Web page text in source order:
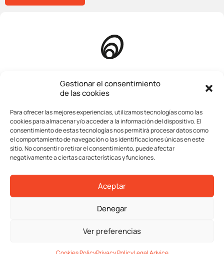
Gestionar el consentimiento
de las cookies
Para ofrecer las mejores experiencias, utilizamos tecnologías como las
cookies para almacenar y/o acceder a la información del dispositivo. El
consentimiento de estas tecnologías nos permitirá procesar datos como
el comportamiento de navegación o las identificaciones únicas en este
sitio. No consentir o retirar el consentimiento, puede afectar
negativamente a ciertas características y funciones.
Aceptar
Denegar
Ver preferencias
Legal advice
Privacy policy
Cookies policy
Homepage
Company
Services
Transactions
Contact